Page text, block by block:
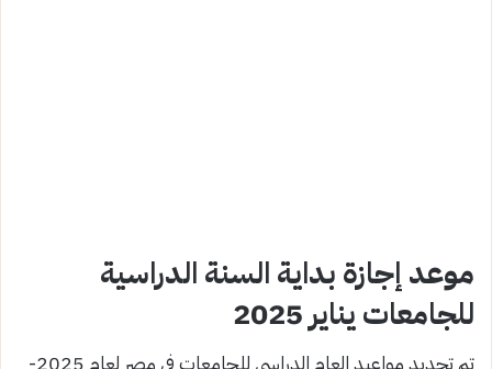
موعد إجازة بداية السنة الدراسية
للجامعات يناير 2025